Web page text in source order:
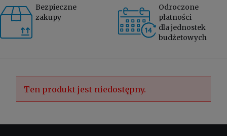
Bezpieczne
zakupy
Odroczone
płatności
dla jednostek
budżetowych
Ten produkt jest niedostępny.